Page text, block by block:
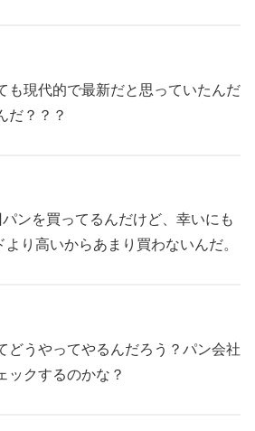
も現代的で最新だと思っていたんだ
だ？？？
パンを買ってるんだけど、幸いにも
り高いからあまり買わないんだ。
どうやってやるんだろう？パン会社
ックするのかな？